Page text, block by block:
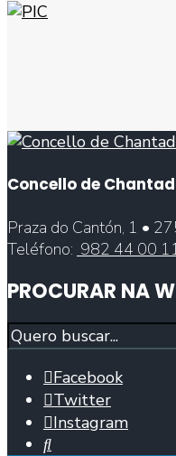
Concello de
Praza do Cantón, 1 •
Teléfono: 982 44 00
PROCURAR NA
Procurar
Facebook
Twitter
Instagram
Abrir